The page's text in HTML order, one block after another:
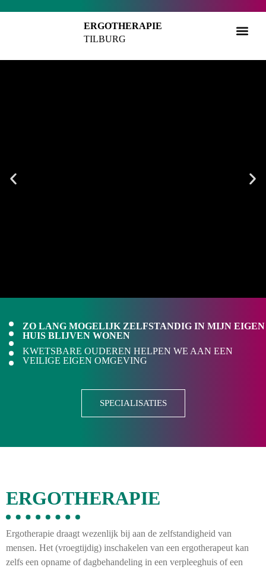
ERGOTHERAPIE
TILBURG
ERGOTHERAPIE
TILBURG
ZO LANG MOGELIJK ZELFSTANDIG IN MIJN EIGEN
HUIS BLIJVEN WONEN
KWETSBARE OUDEREN HELPEN WE AAN EEN
VEILIGE EIGEN OMGEVING
SPECIALISATIES
ERGOTHERAPIE
Ergotherapie draagt wezenlijk bij aan de zelfstandigheid van
mensen. Het (vroegtijdig) inschakelen van een ergotherapeut kan
zelfs een opname of dagbehandeling in een verpleeghuis of een